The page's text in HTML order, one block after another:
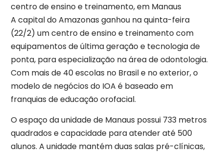
centro de ensino e treinamento, em Manaus
A capital do Amazonas ganhou na quinta-feira
(22/2) um centro de ensino e treinamento com
equipamentos de última geração e tecnologia de
ponta, para especialização na área de odontologia.
Com mais de 40 escolas no Brasil e no exterior, o
modelo de negócios do IOA é baseado em
franquias de educação orofacial.
O espaço da unidade de Manaus possui 733 metros
quadrados e capacidade para atender até 500
alunos. A unidade mantém duas salas pré-clínicas,